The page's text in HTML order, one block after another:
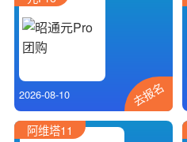
2026-08-10 去报名
阿维塔11